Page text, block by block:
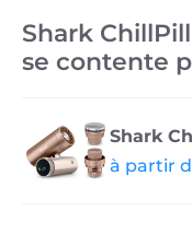
Shark
se contente
Shark
à partir